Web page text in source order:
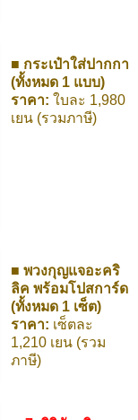
■ กระเป๋าใส่ปากกา
(ทั้งหมด 1 แบบ)
ราคา: ใบละ 1,980
เยน (รวมภาษี)
■ พวงกุญแจอะคริ
ลิค พร้อมโปสการ์ด
(ทั้งหมด 1 เซ็ต)
ราคา: เซ็ตละ
1,210 เยน (รวม
ภาษี)